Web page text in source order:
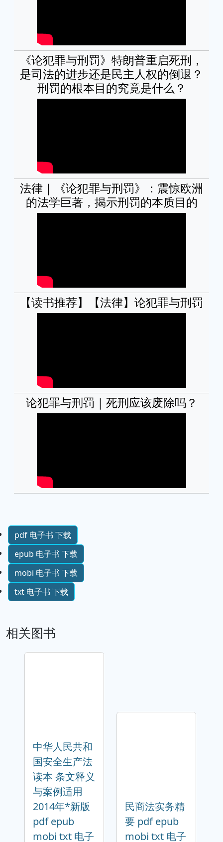
《论犯罪与刑罚》特朗普重启死刑，
是司法的进步还是民主人权的倒退？
刑罚的根本目的究竟是什么？
法律｜《论犯罪与刑罚》：震惊欧洲
的法学巨著，揭示刑罚的本质目的
【读书推荐】【法律】论犯罪与刑罚
论犯罪与刑罚｜死刑应该废除吗？
pdf 电子书 下载
epub 电子书 下载
mobi 电子书 下载
txt 电子书 下载
相关图书
中华人民共和
国安全生产法
读本 条文释义
与案例适用
2014年*新版
pdf epub
mobi txt 电子
民商法实务精
要 pdf epub
mobi txt 电子